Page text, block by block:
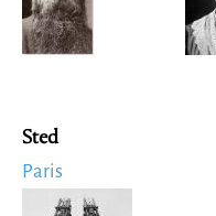
Sted
Paris
Image